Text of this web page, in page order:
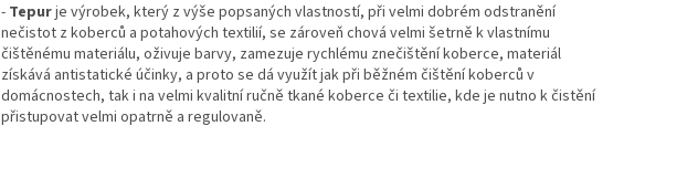
- Tepurje výrobek, který z výše popsaných vlastností, při velmi dobrém odstranění
nečistot z koberců a potahových textilií, se zároveň chová velmi šetrně k vlastnímu
čištěnému materiálu, oživuje barvy, zamezuje rychlému znečištění koberce, materiál
získává antistatické účinky, a proto se dá využít jak při běžném čištění koberců v
domácnostech, tak i na velmi kvalitní ručně tkané koberce či textilie, kde je nutno k čistění
přistupovat velmi opatrně a regulovaně.